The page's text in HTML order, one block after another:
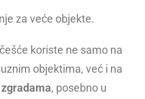
za veće objekte.
koriste ne samo na
objektima, već i na
, posebno u